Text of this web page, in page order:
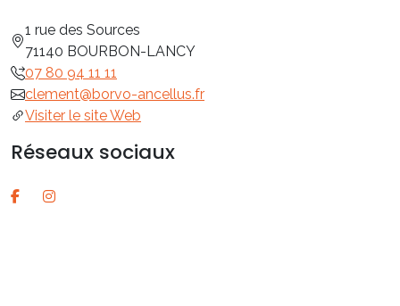
1 rue des Sources
71140 BOURBON-LANCY
07 80 94 11 11
clement@borvo-ancellus.fr
Visiter le site Web
Réseaux sociaux